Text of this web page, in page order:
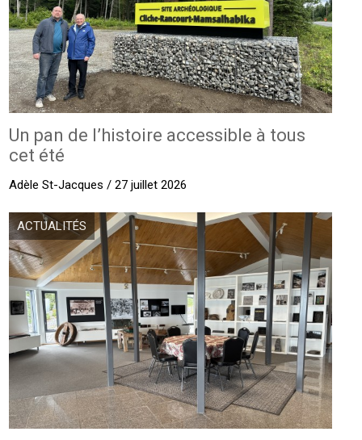
Un pan de l’histoire accessible à tous
cet été
Adèle St-Jacques / 27 juillet 2026
ACTUALITÉS